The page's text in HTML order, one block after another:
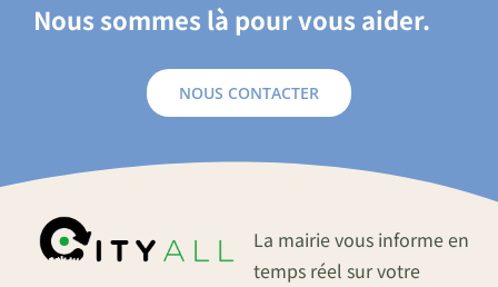
Nous sommes là pour vous aider.
NOUS CONTACTER
La mairie vous informe en
temps réel sur votre